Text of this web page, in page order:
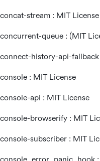
concat-stream : MIT License
concurrent-queue : (MIT
connect-history-api-
console : MIT License
console-api : MIT License
console-browserify : MIT
console-subscriber : MIT